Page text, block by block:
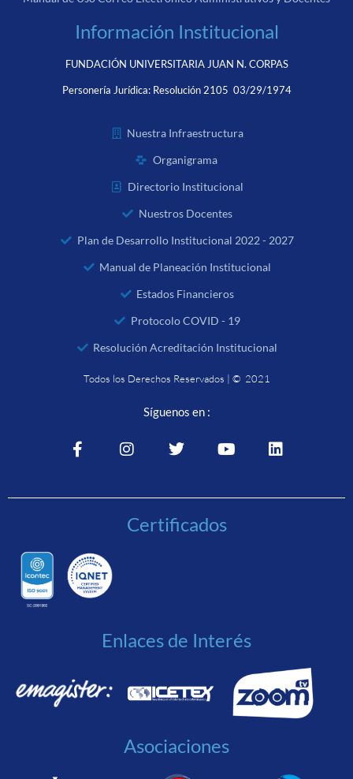
Información Institucional
FUNDACIÓN UNIVERSITARIA JUAN N. CORPAS
Personería Jurídica: Resolución 2105 03/29/1974
Nuestra Infraestructura
Organigrama
Directorio Institucional
Nuestros Docentes
Plan de Desarrollo Institucional 2022 - 2027
Manual de Planeación Institucional
Estados Financieros
Protocolo COVID - 19
Resolución Acreditación Institucional
Todos los Derechos Reservados | © 2021
Síguenos en :
Certificados
Enlaces de Interés
Asociaciones